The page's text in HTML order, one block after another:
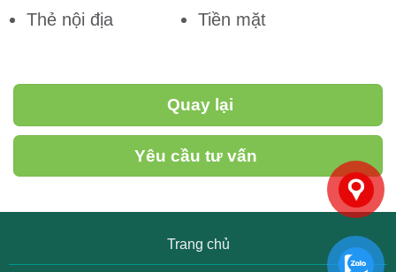
Thẻ nội địa
Tiền mặt
Quay lại
Yêu cầu tư vấn
Trang chủ